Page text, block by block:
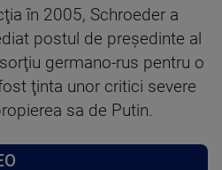
în 2005, Schroeder a
postul de preşedinte al
germano-rus pentru o
ţinta unor critici severe
sa de Putin.